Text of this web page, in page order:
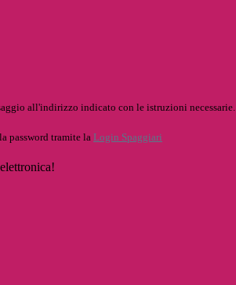
all'indirizzo indicato con le istruzioni necessarie.
password tramite la Login Spaggiari